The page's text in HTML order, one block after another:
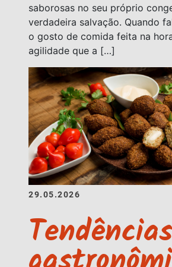
saborosas no seu próprio
verdadeira salvação. Quando
o gosto de comida feita na
agilidade que a […]
29.05.2026
Tendências